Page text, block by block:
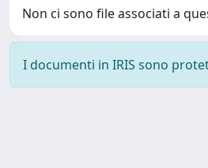
Non ci sono file associati a
I documenti in IRIS sono